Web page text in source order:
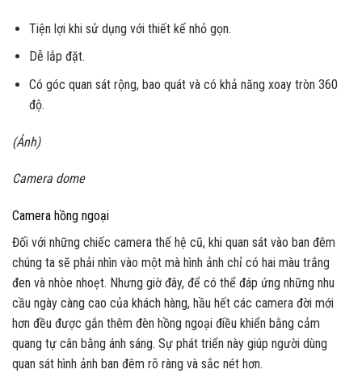
Tiện lợi khi sử dụng với thiết kế nhỏ gọn.
Dễ lắp đặt.
Có góc quan sát rộng, bao quát và có khả năng xoay tròn 360
độ.
(Ảnh)
Camera dome
Camera hồng ngoại
Đối với những chiếc camera thế hệ cũ, khi quan sát vào ban đêm
chúng ta sẽ phải nhìn vào một mà hình ảnh chỉ có hai màu trắng
đen và nhòe nhoẹt. Nhưng giờ đây, để có thể đáp ứng những nhu
cầu ngày càng cao của khách hàng, hầu hết các camera đời mới
hơn đều được gắn thêm đèn hồng ngoại điều khiển bằng cảm
quang tự cân bằng ánh sáng. Sự phát triển này giúp người dùng
quan sát hình ảnh ban đêm rõ ràng và sắc nét hơn.